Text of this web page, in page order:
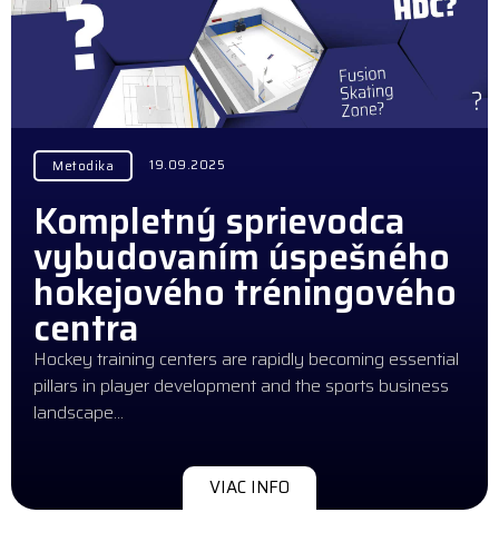
Metodika 19.09.2025
Kompletný sprievodca
vybudovaním úspešného
hokejového tréningového
centra
Hockey training centers are rapidly becoming essential
pillars in player development and the sports business
landscape…
VIAC INFO